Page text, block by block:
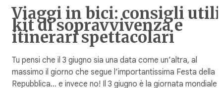
Viaggi in bici: consigli
kit di sopravvivenza e
itinerari spettacolari
Tu pensi che il 3 giugno sia una data come un’altra, al
massimo il giorno che segue l’importantissima Festa della
Repubblica… e invece no! Il 3 giugno è la giornata mondiale